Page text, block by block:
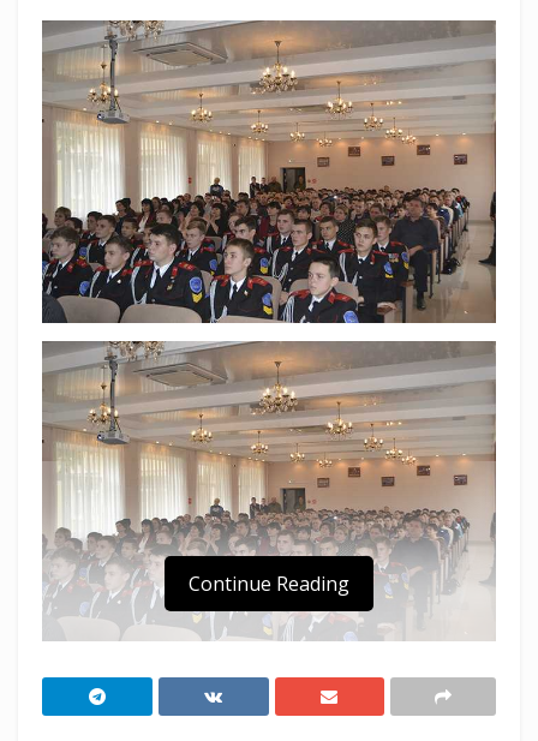
В преддверии Дня защитника Отечества
Continue Reading